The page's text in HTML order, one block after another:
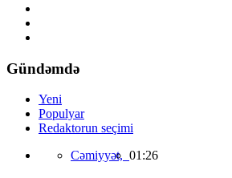
Gündəmdə
Yeni
Populyar
Redaktorun seçimi
Cəmiyyət, 01:26